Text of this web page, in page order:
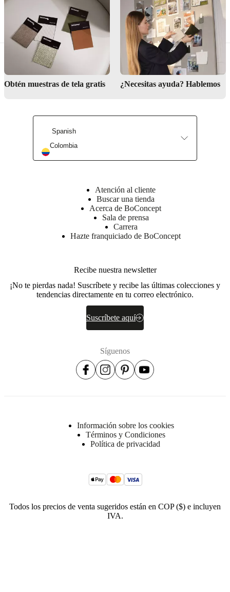
Sofá Modena Sofá Berne Sofá Osaka
Obtén muestras de tela gratis ¿Necesitas ayuda? Hablemos
Spanish
Colombia
Atención al cliente
Buscar una tienda
Acerca de BoConcept
Sala de prensa
Carrera
Hazte franquiciado de BoConcept
Recibe nuestra newsletter
¡No te pierdas nada! Suscríbete y recibe las últimas colecciones y
tendencias directamente en tu correo electrónico.
Suscríbete aquí
Síguenos
Información sobre los cookies
Términos y Condiciones
Política de privacidad
Todos los precios de venta sugeridos están en COP ($) e incluyen
IVA.